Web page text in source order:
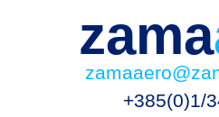
zama
+385(0)1/